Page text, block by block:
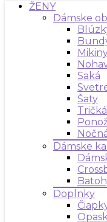
ŽENY
Dámske
Saká
Šaty
Tričká
Dámske
Doplnky